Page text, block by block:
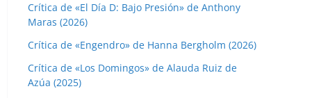
Crítica de «El Día D: Bajo Presión» de Anthony
Maras (2026)
Crítica de «Engendro» de Hanna Bergholm (2026)
Crítica de «Los Domingos» de Alauda Ruiz de
Azúa (2025)